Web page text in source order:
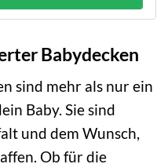
Babydecken
sind mehr als nur ein
Baby. Sie sind
und dem Wunsch,
Ob für die